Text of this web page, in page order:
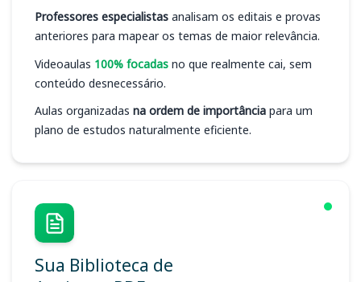
Professores especialistas analisam os editais e provas
anteriores para mapear os temas de maior relevância.
Videoaulas 100% focadas no que realmente cai, sem
conteúdo desnecessário.
Aulas organizadas na ordem de importância para um
plano de estudos naturalmente eficiente.
Sua Biblioteca de